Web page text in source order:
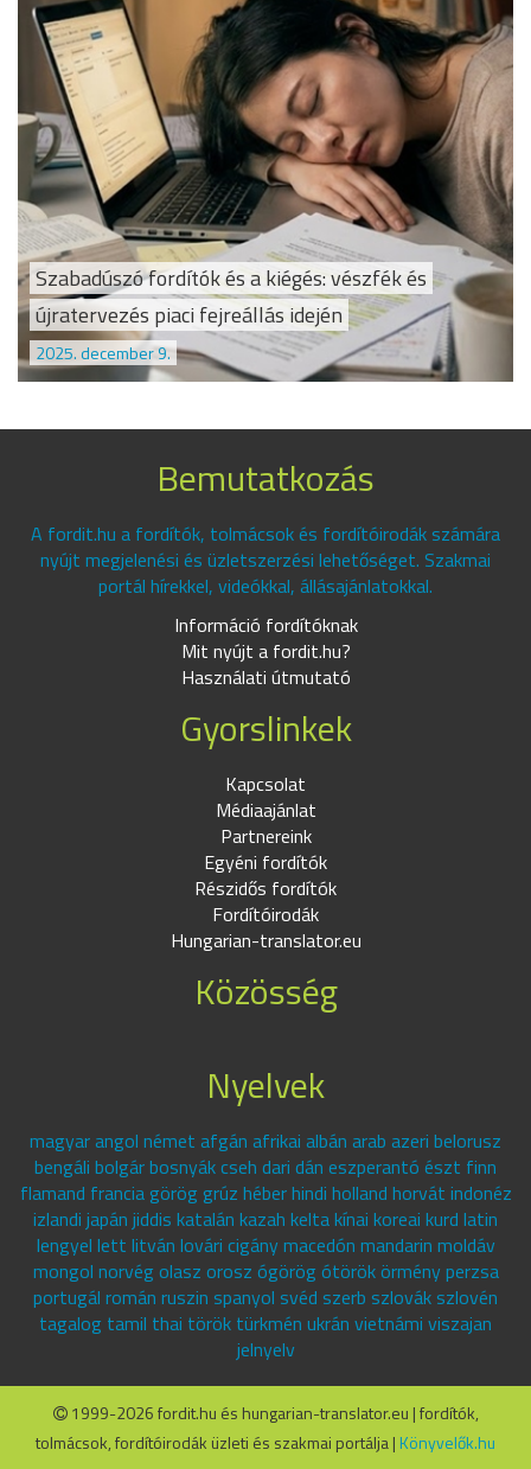
Szabadúszó fordítók és a kiégés: vészfék és
újratervezés piaci fejreállás idején
2025. december 9.
Bemutatkozás
A fordit.hu a fordítók, tolmácsok és fordítóirodák számára
nyújt megjelenési és üzletszerzési lehetőséget. Szakmai
portál hírekkel, videókkal, állásajánlatokkal.
Információ fordítóknak
Mit nyújt a fordit.hu?
Használati útmutató
Gyorslinkek
Kapcsolat
Médiaajánlat
Partnereink
Egyéni fordítók
Részidős fordítók
Fordítóirodák
Hungarian-translator.eu
Közösség
Nyelvek
magyar angol német afgán afrikai albán arab azeri belorusz
bengáli bolgár bosnyák cseh dari dán eszperantó észt finn
flamand francia görög grúz héber hindi holland horvát indonéz
izlandi japán jiddis katalán kazah kelta kínai koreai kurd latin
lengyel lett litván lovári cigány macedón mandarin moldáv
mongol norvég olasz orosz ógörög ótörök örmény perzsa
portugál román ruszin spanyol svéd szerb szlovák szlovén
tagalog tamil thai török türkmén ukrán vietnámi viszajan
jelnyelv
1999-2026 fordit.hu és hungarian-translator.eu | fordítók,
tolmácsok, fordítóirodák üzleti és szakmai portálja | Könyvelők.hu